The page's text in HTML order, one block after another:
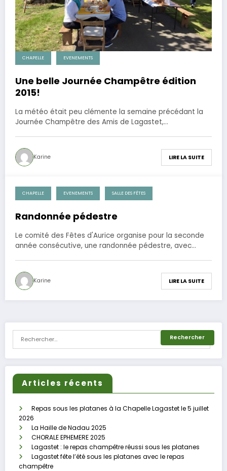
CHAPELLE EVENEMENTS
Une belle Journée Champêtre édition
2015!
La météo était peu clémente la semaine précédant la
Journée Champêtre des Amis de Lagastet,…
Karine LIRE LA SUITE
5 mai 2012
CHAPELLE EVENEMENTS SALLE DES FÊTES
Randonnée pédestre
Le comité des Fêtes d'Aurice organise pour la seconde
année consécutive, une randonnée pédestre, avec…
Karine LIRE LA SUITE
Articles récents
Repas sous les platanes à la Chapelle Lagastet le 5 juillet
2026
La Haille de Nadau 2025
CHORALE EPHEMERE 2025
Lagastet : le repas champêtre réussi sous les platanes
Lagastet fête l’été sous les platanes avec le repas
champêtre